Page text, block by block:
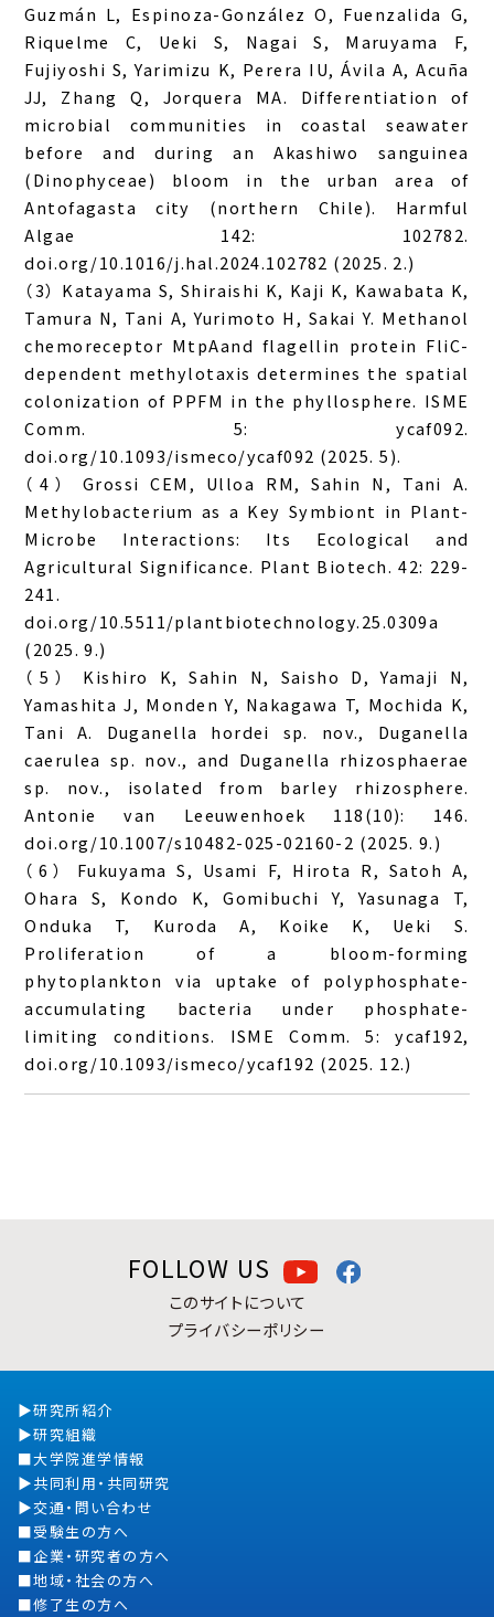
Guzmán L, Espinoza-González O, Fuenzalida G,
Riquelme C, Ueki S, Nagai S, Maruyama F,
Fujiyoshi S, Yarimizu K, Perera IU, Ávila A, Acuña
JJ, Zhang Q, Jorquera MA. Differentiation of
microbial communities in coastal seawater
before and during an Akashiwo sanguinea
(Dinophyceae) bloom in the urban area of
Antofagasta city (northern Chile). Harmful
Algae 142: 102782.
doi.org/10.1016/j.hal.2024.102782 (2025. 2.)
（3） Katayama S, Shiraishi K, Kaji K, Kawabata K,
Tamura N, Tani A, Yurimoto H, Sakai Y. Methanol
chemoreceptor MtpAand flagellin protein FliC-
dependent methylotaxis determines the spatial
colonization of PPFM in the phyllosphere. ISME
Comm. 5: ycaf092.
doi.org/10.1093/ismeco/ycaf092 (2025. 5).
（4） Grossi CEM, Ulloa RM, Sahin N, Tani A.
Methylobacterium as a Key Symbiont in Plant-
Microbe Interactions: Its Ecological and
Agricultural Significance. Plant Biotech. 42: 229-
241.
doi.org/10.5511/plantbiotechnology.25.0309a
(2025. 9.)
（5） Kishiro K, Sahin N, Saisho D, Yamaji N,
Yamashita J, Monden Y, Nakagawa T, Mochida K,
Tani A. Duganella hordei sp. nov., Duganella
caerulea sp. nov., and Duganella rhizosphaerae
sp. nov., isolated from barley rhizosphere.
Antonie van Leeuwenhoek 118(10): 146.
doi.org/10.1007/s10482-025-02160-2 (2025. 9.)
（6） Fukuyama S, Usami F, Hirota R, Satoh A,
Ohara S, Kondo K, Gomibuchi Y, Yasunaga T,
Onduka T, Kuroda A, Koike K, Ueki S.
Proliferation of a bloom-forming
phytoplankton via uptake of polyphosphate-
accumulating bacteria under phosphate-
limiting conditions. ISME Comm. 5: ycaf192,
doi.org/10.1093/ismeco/ycaf192 (2025. 12.)
FOLLOW US
このサイトについて
プライバシーポリシー
研究所紹介
研究組織
大学院進学情報
共同利用・共同研究
交通・問い合わせ
受験生の方へ
企業・研究者の方へ
地域・社会の方へ
修了生の方へ